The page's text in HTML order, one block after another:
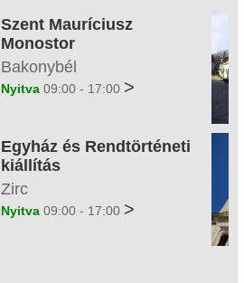
Szent Mauríciusz
Monostor
Bakonybél
Nyitva09:00 - 17:00 >
Egyház és Rendtörténeti
kiállítás
Zirc
Nyitva09:00 - 17:00 >